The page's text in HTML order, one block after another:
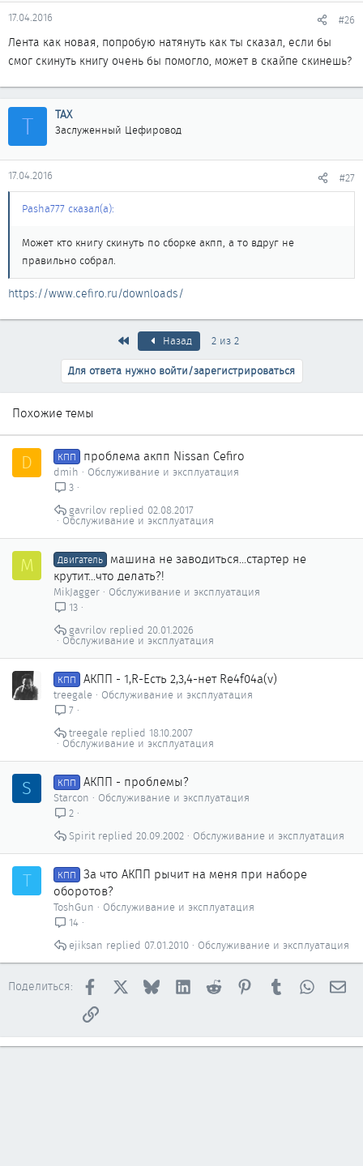
17.04.2016 #26
Лента как новая, попробую натянуть как ты сказал, если бы
смог скинуть книгу очень бы помогло, может в скайпе скинешь?
Т ТАХ
Заслуженный Цефировод
17.04.2016 #27
Pasha777 сказал(а):
Может кто книгу скинуть по сборке акпп, а то вдруг не
правильно собрал.
https://www.cefiro.ru/downloads/
ПервыйНазад
2 из 2
Для ответа нужно войти/зарегистрироваться
Похожие темы
D КПП проблема акпп Nissan Cefiro
dmih
Обслуживание и эксплуатация
3
Обслуживание и эксплуатация
02.08.2017
gavrilov
M Двигатель машина не заводиться...стартер не
крутит...что делать?!
MikJagger
Обслуживание и эксплуатация
13
Обслуживание и эксплуатация
20.01.2026
gavrilov
КПП АКПП - 1,R-Есть 2,3,4-нет Re4f04a(v)
treegale
Обслуживание и эксплуатация
7
Обслуживание и эксплуатация
18.10.2007
treegale
S КПП АКПП - проблемы?
Starcon
Обслуживание и эксплуатация
2
Обслуживание и эксплуатация
20.09.2002
Spirit
T КПП
За что АКПП рычит на меня при наборе
оборотов?
ToshGun
Обслуживание и эксплуатация
14
Обслуживание и эксплуатация
07.01.2010
ejiksan
Поделиться: Facebook BlueskyLinkedInReddit PinterestTumblr
Ссылка